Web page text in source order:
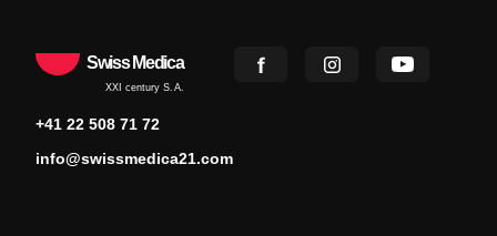
Swiss Medica
XXI century S.A.
+41 22 508 71 72
info@swissmedica21.com